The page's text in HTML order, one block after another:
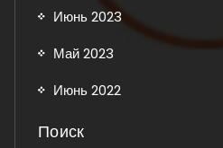
Июнь 2023
Май 2023
Июнь 2022
Поиск